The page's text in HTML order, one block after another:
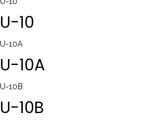
U-10
U-10A
U-10A
U-10B
U-10B